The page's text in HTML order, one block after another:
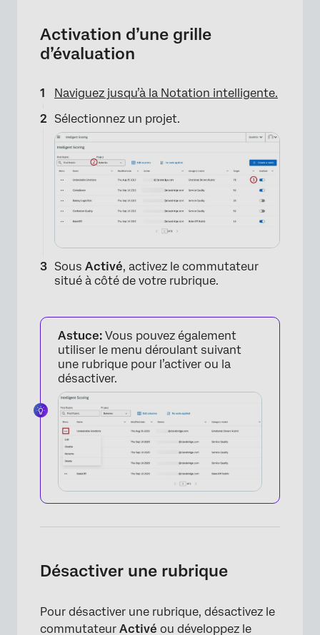
Activation d’une grille
d’évaluation
Naviguez jusqu’à la Notation intelligente.
Sélectionnez un projet.
×
Sous Activé, activez le commutateur
situé à côté de votre rubrique.
Astuce: Vous pouvez également
utiliser le menu déroulant suivant
une rubrique pour l’activer ou la
désactiver.
Désactiver une rubrique
Pour désactiver une rubrique, désactivez le
commutateur Activé ou développez le